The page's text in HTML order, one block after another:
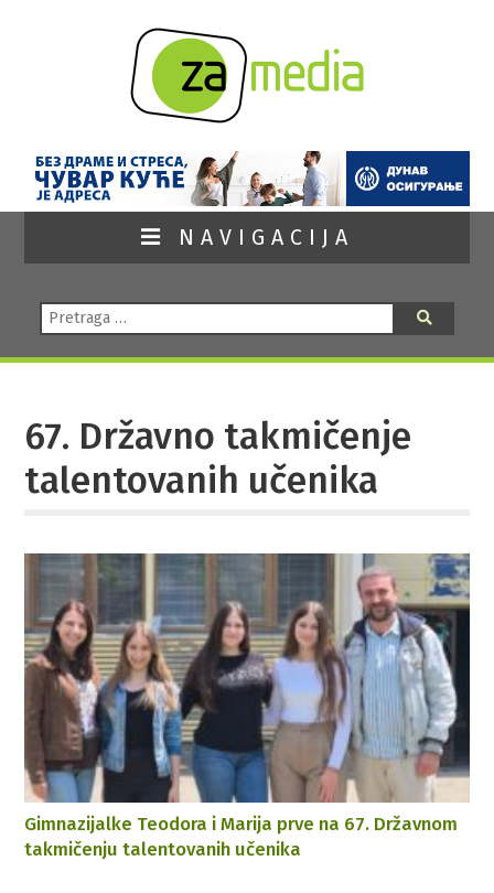
NAVIGACIJA
Pretraga:
67. Državno takmičenje
talentovanih učenika
Gimnazijalke Teodora i Marija prve na 67. Državnom
takmičenju talentovanih učenika